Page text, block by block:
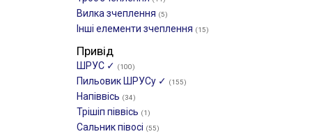
Вилка зчеплення (5)
Інші елементи зчеплення (15)
Привід
ШРУС ✓ (100)
Пильовик ШРУСу ✓ (155)
Напіввісь (34)
Трішіп піввісь (1)
Сальник півосі (55)